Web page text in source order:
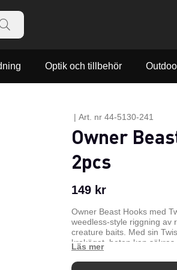
Optik och tillbehör
| Art. nr 44-5130-241
Owner
2pcs
149 kr
Owner Beast Hooks med
weedless-style riggning av
creature baits. Med sin
krokögat, beten kan
att sedan skruvas på
storlekar på skruvarna är